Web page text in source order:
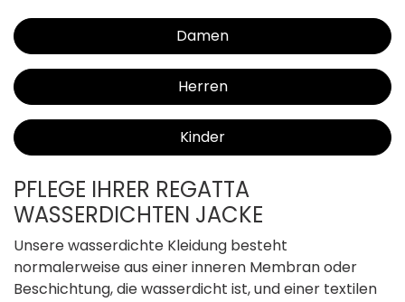
Damen
Herren
Kinder
PFLEGE IHRER REGATTA
WASSERDICHTEN JACKE
Unsere wasserdichte Kleidung besteht
normalerweise aus einer inneren Membran oder
Beschichtung, die wasserdicht ist, und einer textilen